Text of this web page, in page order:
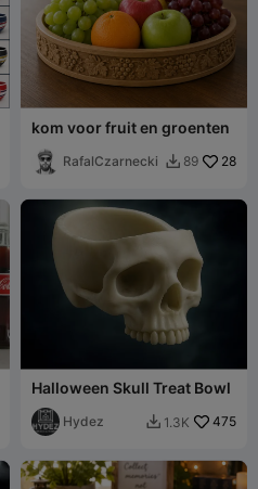
kom voor fruit en groenten
RafalCzarnecki  89 28
Halloween Skull Treat Bowl
Hydez  1.3K 475